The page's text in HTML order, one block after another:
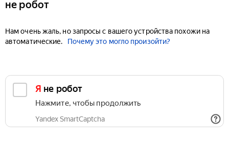
не робот
Нам очень жаль, но запросы с вашего устройства похожи на
автоматические.
Почему это могло произойти?
Я не робот
Нажмите, чтобы продолжить
Yandex SmartCaptcha